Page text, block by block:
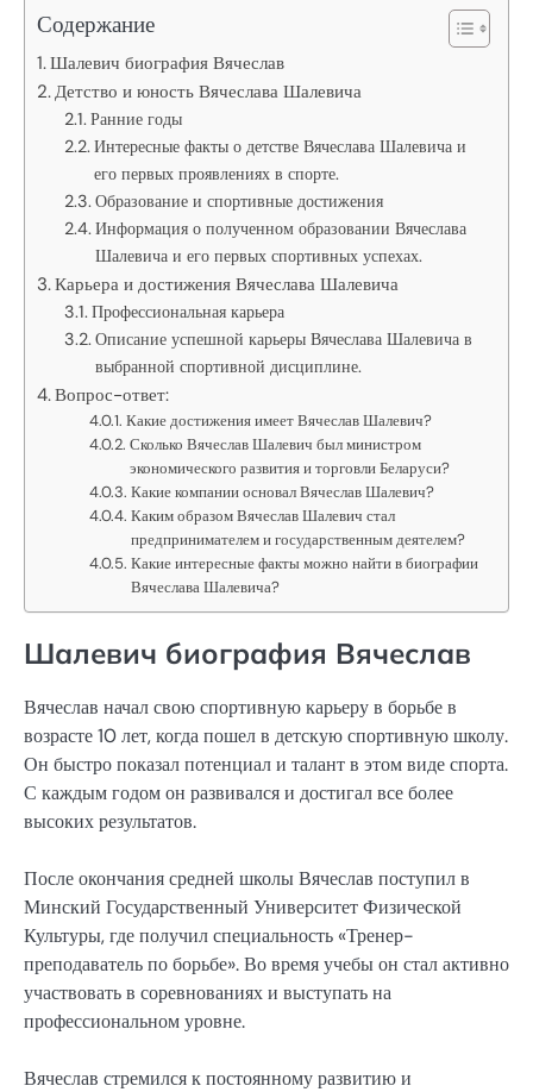
Содержание
Шалевич биография Вячеслав
Детство и юность Вячеслава Шалевича
Ранние годы
Интересные факты о детстве Вячеслава Шалевича и
его первых проявлениях в спорте.
Образование и спортивные достижения
Информация о полученном образовании Вячеслава
Шалевича и его первых спортивных успехах.
Карьера и достижения Вячеслава Шалевича
Профессиональная карьера
Описание успешной карьеры Вячеслава Шалевича в
выбранной спортивной дисциплине.
Вопрос-ответ:
Какие достижения имеет Вячеслав Шалевич?
Сколько Вячеслав Шалевич был министром
экономического развития и торговли Беларуси?
Какие компании основал Вячеслав Шалевич?
Каким образом Вячеслав Шалевич стал
предпринимателем и государственным деятелем?
Какие интересные факты можно найти в биографии
Вячеслава Шалевича?
Шалевич биография Вячеслав
Вячеслав начал свою спортивную карьеру в борьбе в
возрасте 10 лет, когда пошел в детскую спортивную школу.
Он быстро показал потенциал и талант в этом виде спорта.
С каждым годом он развивался и достигал все более
высоких результатов.
После окончания средней школы Вячеслав поступил в
Минский Государственный Университет Физической
Культуры, где получил специальность «Тренер-
преподаватель по борьбе». Во время учебы он стал активно
участвовать в соревнованиях и выступать на
профессиональном уровне.
Вячеслав стремился к постоянному развитию и